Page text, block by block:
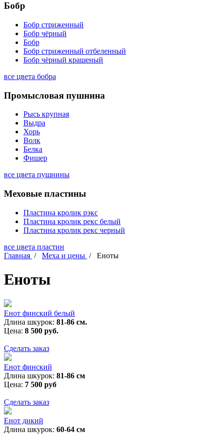
Бобр
Бобр стриженный
Бобр чёрный
Бобр
Бобр стриженный отбеленный
Бобр чёрный крашеный
все цвета бобра
Промысловая пушнина
Рысь крупная
Выдра
Хорь
Волк
Белка
Фишер
все цвета пушнины
Меховые пластины
Пластина кролик рэкс
Пластина кролик рекс белый
Пластина кролик рекс черный
все цвета пластин
Главная / Меха и цены / Еноты
Еноты
Енот финский белый
Длина шкурок: 81-86 см.
Цена: 8 500 руб.
Сделать заказ
Енот финский
Длина шкурок: 81-86 см
Цена: 7 500 руб
Сделать заказ
Енот дикий
Длина шкурок: 60-64 см